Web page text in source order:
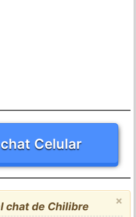
Celular
×
chat de Chilibre